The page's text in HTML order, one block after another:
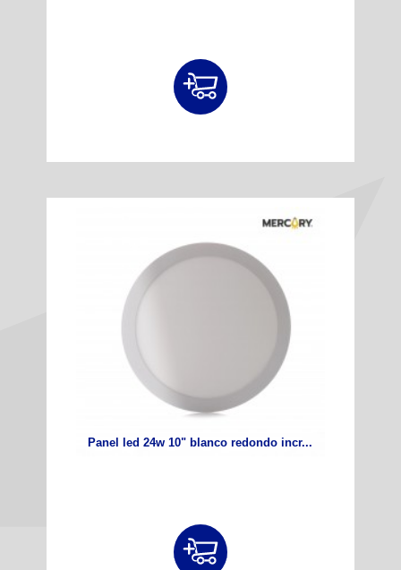
Panel led 24w 10" blanco redondo incr...